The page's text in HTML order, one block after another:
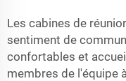
Les cabines de
sentiment de
confortables et
membres de l'équipe